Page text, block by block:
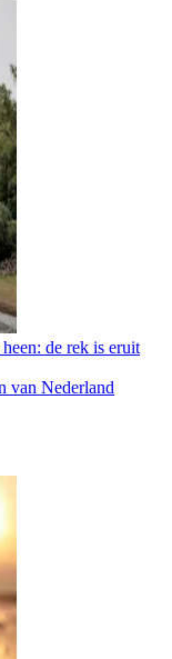
de rek is eruit
van Nederland